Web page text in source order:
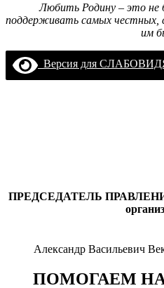
Любить Родину – это не
поддерживать самых честных,
им
Версия для
ПРЕДСЕДАТЕЛЬ
Александр Васильевич
ПОМОГАЕМ